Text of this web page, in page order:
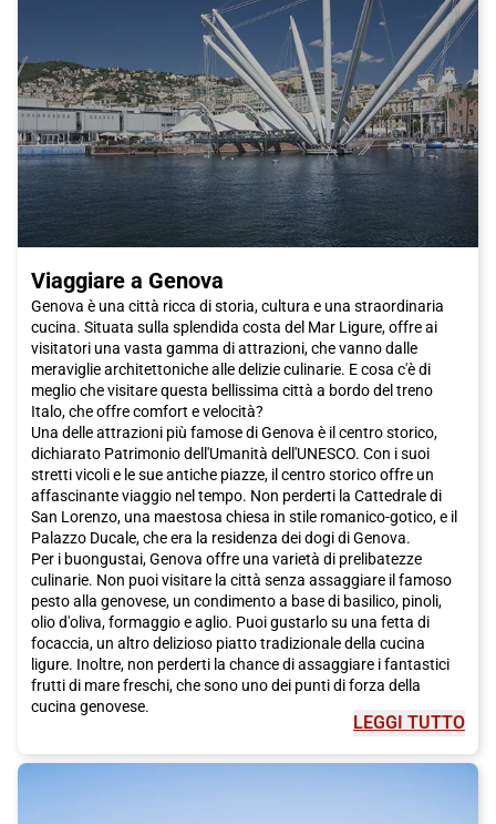
Viaggiare a Genova
Genova è una città ricca di storia, cultura e una straordinaria
cucina. Situata sulla splendida costa del Mar Ligure, offre ai
visitatori una vasta gamma di attrazioni, che vanno dalle
meraviglie architettoniche alle delizie culinarie. E cosa c'è di
meglio che visitare questa bellissima città a bordo del treno
Italo, che offre comfort e velocità?
Una delle attrazioni più famose di Genova è il centro storico,
dichiarato Patrimonio dell'Umanità dell'UNESCO. Con i suoi
stretti vicoli e le sue antiche piazze, il centro storico offre un
affascinante viaggio nel tempo. Non perderti la Cattedrale di
San Lorenzo, una maestosa chiesa in stile romanico-gotico, e il
Palazzo Ducale, che era la residenza dei dogi di Genova.
Per i buongustai, Genova offre una varietà di prelibatezze
culinarie. Non puoi visitare la città senza assaggiare il famoso
pesto alla genovese, un condimento a base di basilico, pinoli,
olio d'oliva, formaggio e aglio. Puoi gustarlo su una fetta di
focaccia, un altro delizioso piatto tradizionale della cucina
ligure. Inoltre, non perderti la chance di assaggiare i fantastici
frutti di mare freschi, che sono uno dei punti di forza della
cucina genovese.
Genova è anche la patria di Cristoforo Colombo, il celebre
LEGGI TUTTO